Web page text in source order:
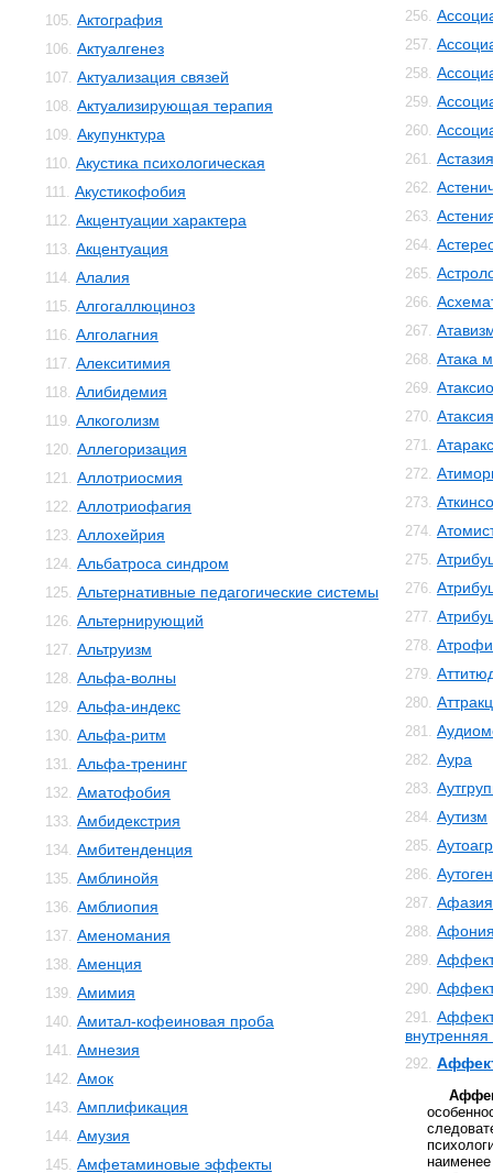
105. Актография
106. Актуалгенез
107. Актуализация связей
108. Актуализирующая терапия
109. Акупунктура
110. Акустика психологическая
111. Акустикофобия
112. Акцентуации характера
113. Акцентуация
114. Алалия
115. Алгогаллюциноз
116. Алголагния
117. Алекситимия
118. Алибидемия
119. Алкоголизм
120. Аллегоризация
121. Аллотриосмия
122. Аллотриофагия
123. Аллохейрия
124. Альбатроса синдром
125. Альтернативные педагогические системы
126. Альтернирующий
127. Альтруизм
128. Альфа-волны
129. Альфа-индекс
130. Альфа-ритм
131. Альфа-тренинг
132. Аматофобия
133. Амбидекстрия
134. Амбитенденция
135. Амблинойя
136. Амблиопия
137. Аменомания
138. Аменция
139. Амимия
140. Амитал-кофеиновая проба
141. Амнезия
142. Амок
143. Амплификация
144. Амузия
145. Амфетаминовые эффекты
256.
257.
258.
259.
260.
261. Астазия
262.
263.
264.
265.
266.
267.
268. Атака
269.
270. Атаксия
271.
272.
273.
274.
275.
276.
277.
278.
279.
280.
281.
282. Аура
283.
284. Аутизм
285.
286.
287. Афазия
288.
289. Аффект
290.
291.
292.